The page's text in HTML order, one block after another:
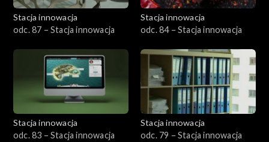
Stacja innowacja
odc. 87 – Stacja innowacja
Stacja innowacja
odc. 84 – Stacja innowacja
Stacja innowacja
odc. 83 – Stacja innowacja
Stacja innowacja
odc. 79 – Stacja innowacja